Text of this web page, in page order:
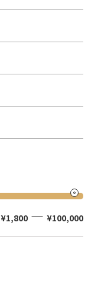
¥1,800 — ¥100,000